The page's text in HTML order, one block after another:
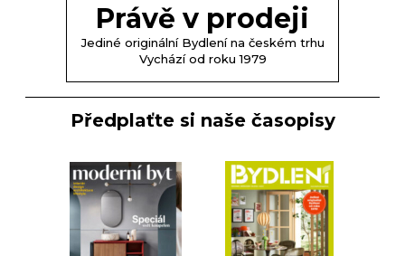
Právě v prodeji
Jediné originální Bydlení na českém trhu
Vychází od roku 1979
Předplaťte si naše časopisy